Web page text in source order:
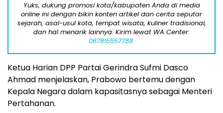
Yuks, dukung promosi kota/kabupaten Anda di media
online ini dengan bikin konten artikel dan cerita seputar
sejarah, asal-usul kota, tempat wisata, kuliner tradisional,
dan hal menarik lainnya. Kirim lewat WA Center:
087815557788.
Ketua Harian DPP Partai Gerindra Sufmi Dasco
Ahmad menjelaskan, Prabowo bertemu dengan
Kepala Negara dalam kapasitasnya sebagai Menteri
Pertahanan.